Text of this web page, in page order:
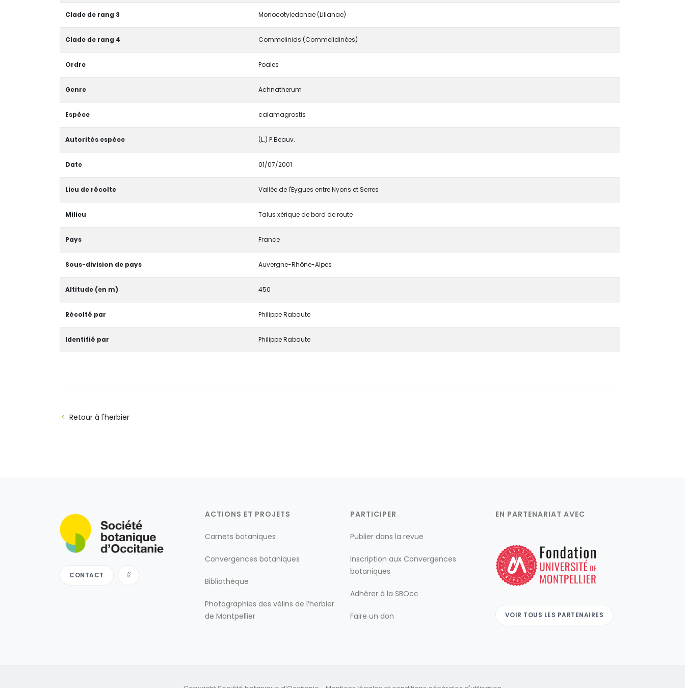
Clade de rang 3 Monocotyledonae (Lilianae)
Clade de rang 4 Commelinids (Commelidinées)
Ordre Poales
Genre Achnatherum
Espèce calamagrostis
Autorités espèce (L.) P.Beauv.
Date 01/07/2001
Lieu de récolte Vallée de l'Eygues entre Nyons et Serres
Milieu Talus xérique de bord de route
Pays France
Sous-division de pays Auvergne-Rhône-Alpes
Altitude (en m) 450
Récolté par Philippe Rabaute
Identifié par Philippe Rabaute
Retour à l'herbier
CONTACT
ACTIONS ET PROJETS
Carnets botaniques
Convergences botaniques
Bibliothèque
Photographies des vélins de l’herbier
de Montpellier
PARTICIPER
Publier dans la revue
Inscription aux Convergences
botaniques
Adhérer à la SBOcc
Faire un don
EN PARTENARIAT AVEC
VOIR TOUS LES PARTENAIRES